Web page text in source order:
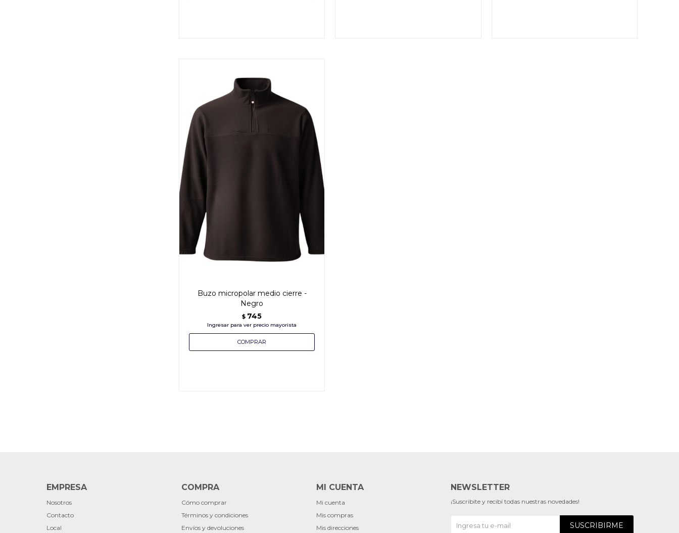
Buzo micropolar medio cierre -
Negro
$ 745
EMPRESA
Nosotros
Contacto
Local
COMPRA
Cómo comprar
Términos y condiciones
Envíos y devoluciones
MI CUENTA
Mi cuenta
Mis compras
Mis direcciones
NEWSLETTER
¡Suscribite y recibí todas nuestras novedades!
SUSCRIBIRME